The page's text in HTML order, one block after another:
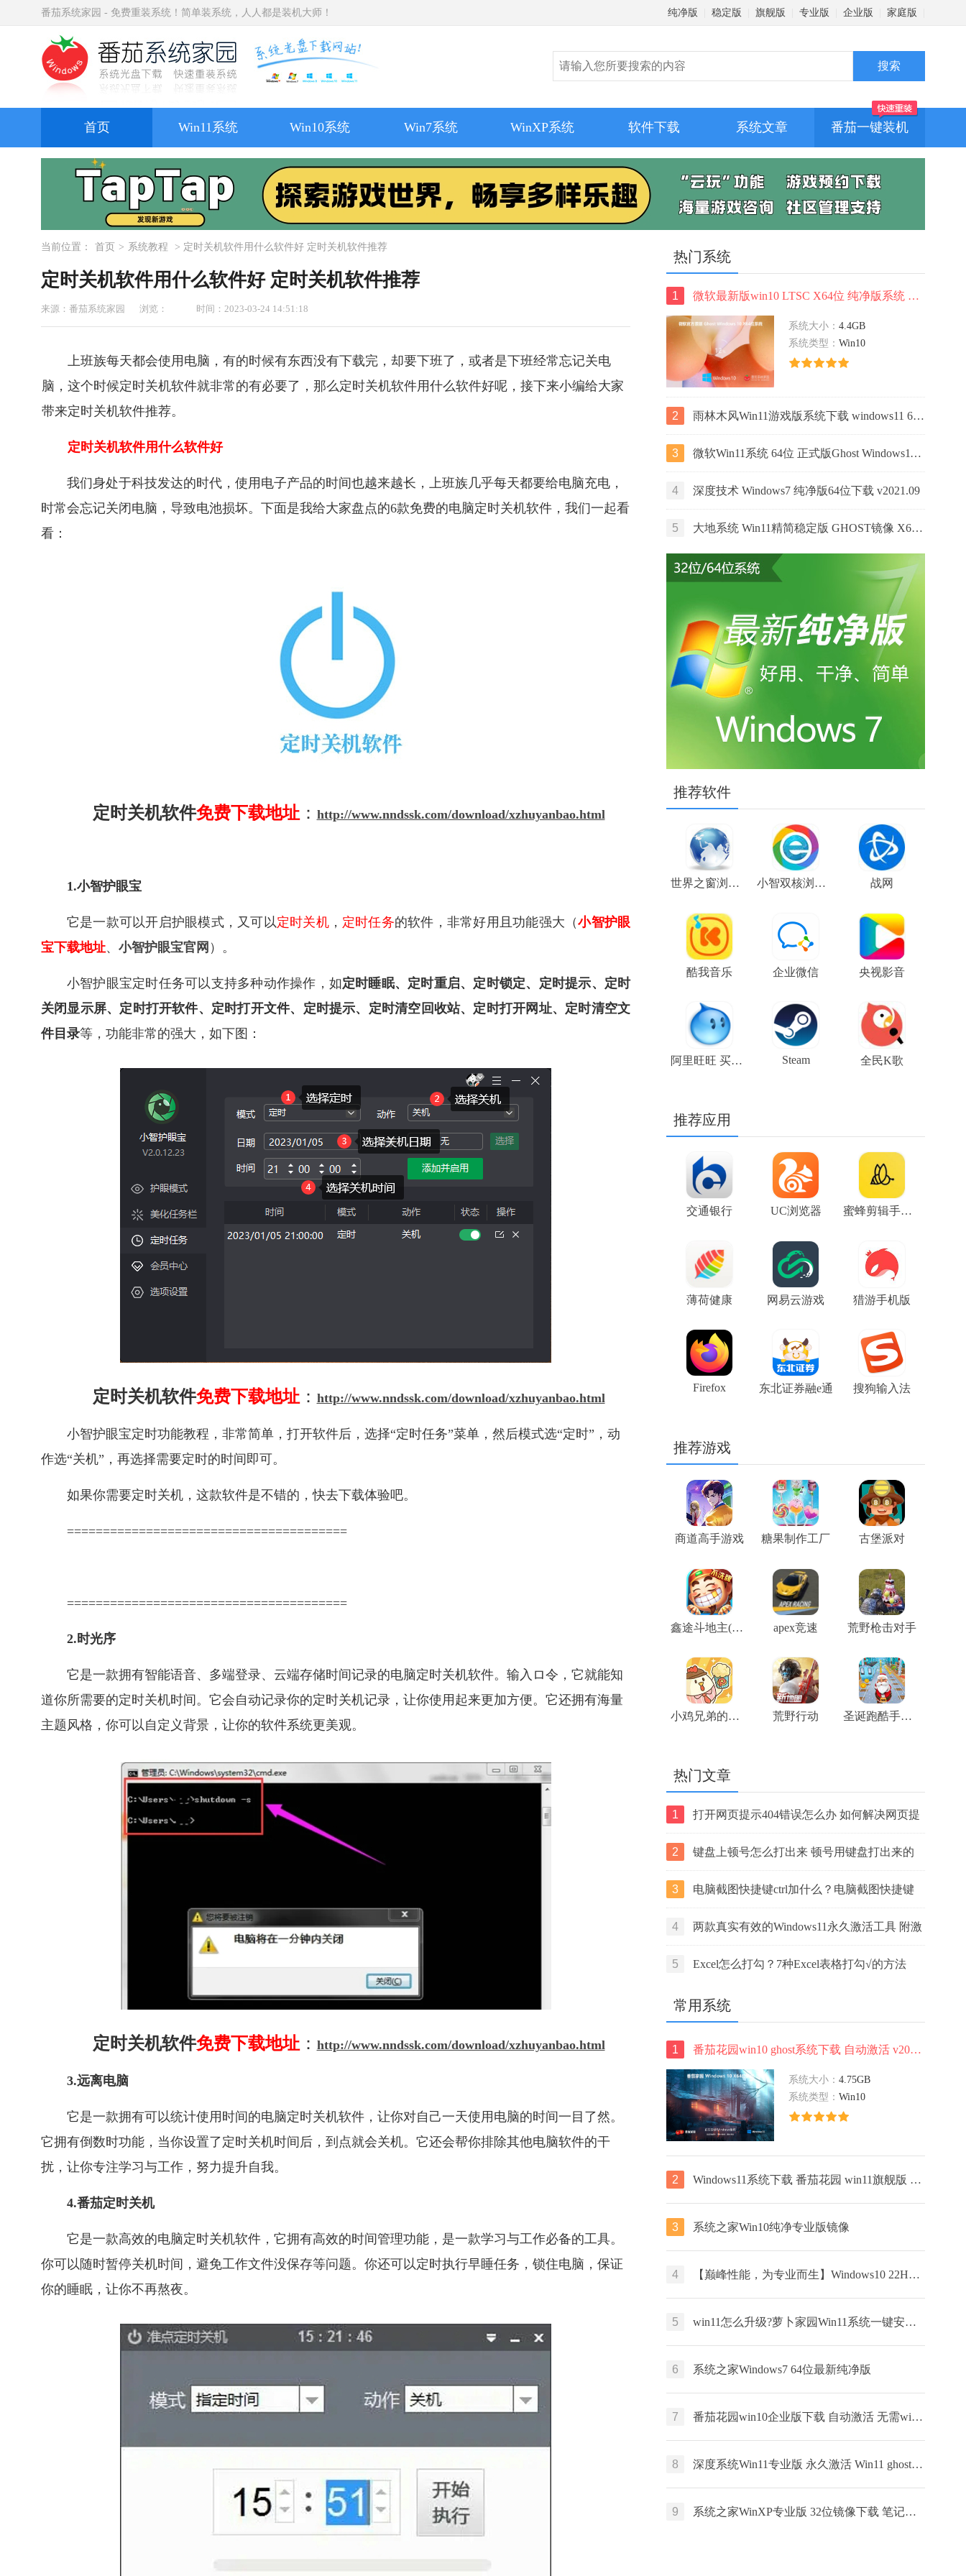
番茄系统家园 - 免费重装系统！简单装系统，人人都是装机大师！ 纯净版 稳定版 旗舰版 专业版 企业版 家庭版
首页 Win11系统 Win10系统 Win7系统 WinXP系统 软件下载 番茄一键装机
系统文章
当前位置： 首页 > 系统教程 > 定时关机软件用什么软件好 定时关机软件推荐
定时关机软件用什么软件好 定时关机软件推荐
来源：番茄系统家园 浏览： 时间：2023-03-24 14:51:18
上班族每天都会使用电脑，有的时候有东西没有下载完，却要下班了，或者是下班经常忘记关电
脑，这个时候定时关机软件就非常的有必要了，那么定时关机软件用什么软件好呢，接下来小编给大家
带来定时关机软件推荐。
定时关机软件用什么软件好
我们身处于科技发达的时代，使用电子产品的时间也越来越长，上班族几乎每天都要给电脑充电，
时常会忘记关闭电脑，导致电池损坏。下面是我给大家盘点的6款免费的电脑定时关机软件，我们一起看
看：
定时关机软件免费下载地址： http://www.nndssk.com/download/xzhuyanbao.html
1.小智护眼宝
它是一款可以开启护眼模式，又可以定时关机， 定时任务的软件，非常好用且功能强大（小智护眼
宝下载地址、 小智护眼宝官网 ）。
小智护眼宝定时任务可以支持多种动作操作，如定时睡眠、定时重启、定时锁定、定时提示、定时
关闭显示屏、定时打开软件、定时打开文件、定时提示、定时清空回收站、定时打开网址、定时清空文
件目录等，功能非常的强大，如下图：
定时关机软件免费下载地址： http://www.nndssk.com/download/xzhuyanbao.html
小智护眼宝定时功能教程，非常简单，打开软件后，选择“定时任务”菜单，然后模式选“定时”，动
作选“关机”，再选择需要定时的时间即可。
如果你需要定时关机，这款软件是不错的，快去下载体验吧。
=======================================
=======================================
2.时光序
它是一款拥有智能语音、多端登录、云端存储时间记录的电脑定时关机软件。输入ロ令，它就能知
道你所需要的定时关机时间。它会自动记录你的定时关机记录，让你使用起来更加方便。它还拥有海量
主题风格，你可以自定义背景，让你的软件系统更美观。
定时关机软件免费下载地址： http://www.nndssk.com/download/xzhuyanbao.html
3.远离电脑
它是一款拥有可以统计使用时间的电脑定时关机软件，让你对自己一天使用电脑的时间一目了然。
它拥有倒数时功能，当你设置了定时关机时间后，到点就会关机。它还会帮你排除其他电脑软件的干
扰，让你专注学习与工作，努力提升自我。
4.番茄定时关机
它是一款高效的电脑定时关机软件，它拥有高效的时间管理功能，是一款学习与工作必备的工具。
你可以随时暂停关机时间，避免工作文件没保存等问题。你还可以定时执行早睡任务，锁住电脑，保证
你的睡眠，让你不再熬夜。
热门系统
1 微软最新版win10 LTSC X64位 纯净版系统 windows10 LTSC 系统下载
系统大小： 4.4GB
系统类型： Win10
2 雨林木风Win11游戏版系统下载 windows11 64位游戏专用版本V2021
3 微软Win11系统 64位 正式版Ghost Windows11镜像 2022.05
4 深度技术 Windows7 纯净版64位下载 v2021.09
5 大地系统 Win11精简稳定版 GHOST镜像 X64位 V2022.06下载
推荐软件
世界之窗浏览器 小智双核浏览器 战网
酷我音乐 企业微信 央视影音
阿里旺旺 买家版 Steam 全民K歌
推荐应用
交通银行 UC浏览器 蜜蜂剪辑手机版
薄荷健康 网易云游戏 猎游手机版
Firefox 东北证券融e通 搜狗输入法
推荐游戏
商道高手游戏 糖果制作工厂 古堡派对
鑫途斗地主(大奖赛) apex竞速 荒野枪击对手
小鸡兄弟的爆米花店铺 荒野行动 圣诞跑酷手机版
热门文章
1
打开网页提示404错误怎么办 如何解决网页提
示404错误【详解】
2
键盘上顿号怎么打出来 顿号用键盘打出来的
两种方法
3
电脑截图快捷键ctrl加什么？电脑截图快捷键
ctrl组合使用方法
4
两款真实有效的Windows11永久激活工具 附激
活码
5
Excel怎么打勾？7种Excel表格打勾√的方法
常用系统
1 番茄花园win10 ghost系统下载 自动激活 v2022.05 下载
系统大小： 4.75GB
系统类型： Win10
2 Windows11系统下载 番茄花园 win11旗舰版 ghost镜像 ISO X64位
3 系统之家Win10纯净专业版镜像
4 【巅峰性能，为专业而生】Windows10 22H2 64位 专业工作站版
5 win11怎么升级?萝卜家园Win11系统一键安装 64位 windows家庭版 V2022.01
6 系统之家Windows7 64位最新纯净版
7 番茄花园win10企业版下载 自动激活 无需win10企业版激活码 win10永久激活
8 深度系统Win11专业版 永久激活 Win11 ghost ISO X64位系统下载
9 系统之家WinXP专业版 32位镜像下载 笔记本专用 x86最新版下载